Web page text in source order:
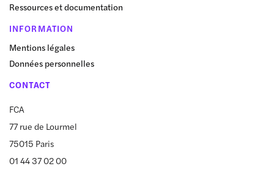
Ressources et documentation
INFORMATION
Mentions légales
Données personnelles
CONTACT
FCA
77 rue de Lourmel
75015 Paris
01 44 37 02 00